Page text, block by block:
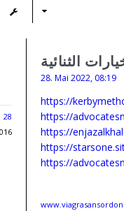
28
الثنائية
28. Mai 2022, 08:19